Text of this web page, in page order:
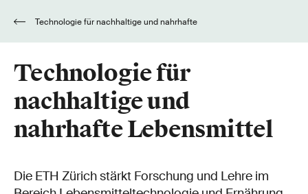
Technologie für
nachhaltige und
nahrhafte Lebensmittel
Die ETH Zürich stärkt Forschung und Lehre im